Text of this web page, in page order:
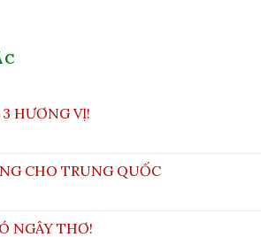
HƯƠNG VỊ!
CHO TRUNG QUỐC
NGÂY THƠ!